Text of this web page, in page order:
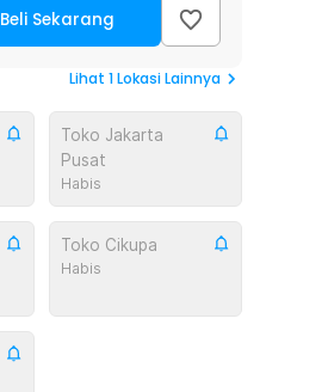
Beli Sekarang
Lihat 1Lokasi Lainnya
Toko Jakarta
Pusat
Habis
Toko Cikupa
Habis